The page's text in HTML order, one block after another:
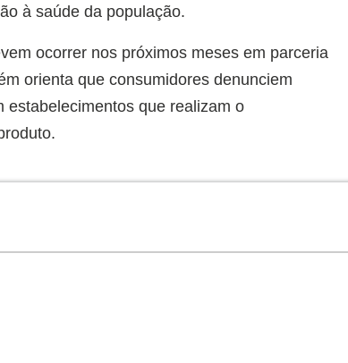
à saúde da população.
ocorrer nos próximos meses em parceria
orienta que consumidores denunciem
estabelecimentos que realizam o